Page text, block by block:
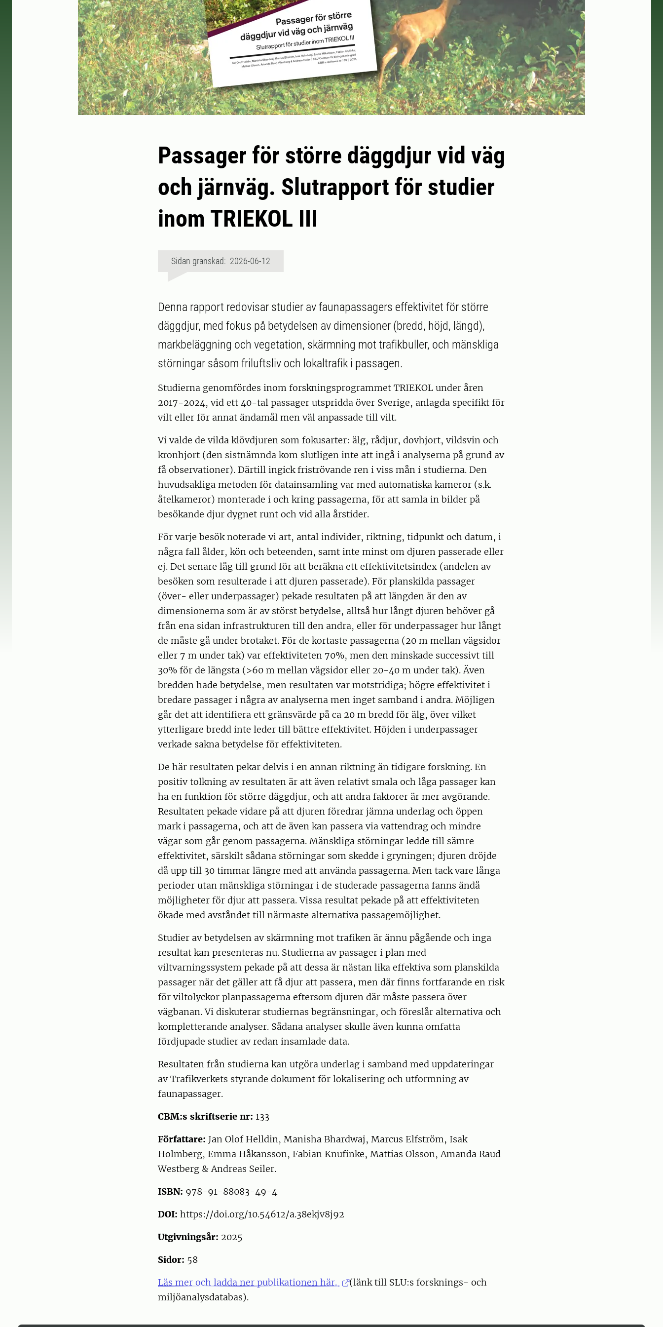
Passager för större däggdjur vid väg
och järnväg. Slutrapport för studier
inom TRIEKOL III
Sidan granskad: 2026-06-12
Denna rapport redovisar studier av faunapassagers effektivitet för större
däggdjur, med fokus på betydelsen av dimensioner (bredd, höjd, längd),
markbeläggning och vegetation, skärmning mot trafikbuller, och mänskliga
störningar såsom friluftsliv och lokaltrafik i passagen.
Studierna genomfördes inom forskningsprogrammet TRIEKOL under åren
2017-2024, vid ett 40-tal passager utspridda över Sverige, anlagda specifikt för
vilt eller för annat ändamål men väl anpassade till vilt.
Vi valde de vilda klövdjuren som fokusarter: älg, rådjur, dovhjort, vildsvin och
kronhjort (den sistnämnda kom slutligen inte att ingå i analyserna på grund av
få observationer). Därtill ingick friströvande ren i viss mån i studierna. Den
huvudsakliga metoden för datainsamling var med automatiska kameror (s.k.
åtelkameror) monterade i och kring passagerna, för att samla in bilder på
besökande djur dygnet runt och vid alla årstider.
För varje besök noterade vi art, antal individer, riktning, tidpunkt och datum, i
några fall ålder, kön och beteenden, samt inte minst om djuren passerade eller
ej. Det senare låg till grund för att beräkna ett effektivitetsindex (andelen av
besöken som resulterade i att djuren passerade). För planskilda passager
(över- eller underpassager) pekade resultaten på att längden är den av
dimensionerna som är av störst betydelse, alltså hur långt djuren behöver gå
från ena sidan infrastrukturen till den andra, eller för underpassager hur långt
de måste gå under brotaket. För de kortaste passagerna (20 m mellan vägsidor
eller 7 m under tak) var effektiviteten 70%, men den minskade successivt till
30% för de längsta (>60 m mellan vägsidor eller 20-40 m under tak). Även
bredden hade betydelse, men resultaten var motstridiga; högre effektivitet i
bredare passager i några av analyserna men inget samband i andra. Möjligen
går det att identifiera ett gränsvärde på ca 20 m bredd för älg, över vilket
ytterligare bredd inte leder till bättre effektivitet. Höjden i underpassager
verkade sakna betydelse för effektiviteten.
De här resultaten pekar delvis i en annan riktning än tidigare forskning. En
positiv tolkning av resultaten är att även relativt smala och låga passager kan
ha en funktion för större däggdjur, och att andra faktorer är mer avgörande.
Resultaten pekade vidare på att djuren föredrar jämna underlag och öppen
mark i passagerna, och att de även kan passera via vattendrag och mindre
vägar som går genom passagerna. Mänskliga störningar ledde till sämre
effektivitet, särskilt sådana störningar som skedde i gryningen; djuren dröjde
då upp till 30 timmar längre med att använda passagerna. Men tack vare långa
perioder utan mänskliga störningar i de studerade passagerna fanns ändå
möjligheter för djur att passera. Vissa resultat pekade på att effektiviteten
ökade med avståndet till närmaste alternativa passagemöjlighet.
Studier av betydelsen av skärmning mot trafiken är ännu pågående och inga
resultat kan presenteras nu. Studierna av passager i plan med
viltvarningssystem pekade på att dessa är nästan lika effektiva som planskilda
passager när det gäller att få djur att passera, men där finns fortfarande en risk
för viltolyckor planpassagerna eftersom djuren där måste passera över
vägbanan. Vi diskuterar studiernas begränsningar, och föreslår alternativa och
kompletterande analyser. Sådana analyser skulle även kunna omfatta
fördjupade studier av redan insamlade data.
Resultaten från studierna kan utgöra underlag i samband med uppdateringar
av Trafikverkets styrande dokument för lokalisering och utformning av
faunapassager.
CBM:s skriftserie nr: 133
Författare: Jan Olof Helldin, Manisha Bhardwaj, Marcus Elfström, Isak
Holmberg, Emma Håkansson, Fabian Knufinke, Mattias Olsson, Amanda Raud
Westberg & Andreas Seiler.
ISBN: 978-91-88083-49-4
DOI: https://doi.org/10.54612/a.38ekjv8j92
Utgivningsår: 2025
Sidor: 58
Läs mer och ladda ner publikationen här.
(länk till SLU:s forsknings- och
miljöanalysdatabas).